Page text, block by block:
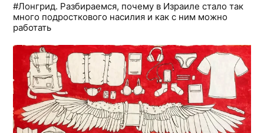
#Лонгрид. Разбираемся, почему в Израиле стало так
много подросткового насилия и как с ним можно
работать